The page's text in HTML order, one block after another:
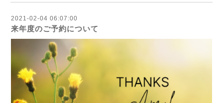
2021-02-04 06:07:00
来年度のご予約について